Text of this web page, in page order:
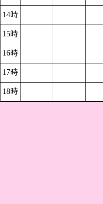
14時
15時
16時
17時
18時